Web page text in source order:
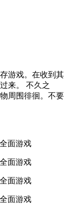
游戏。在收到其
来。 不久之
周围徘徊。不要